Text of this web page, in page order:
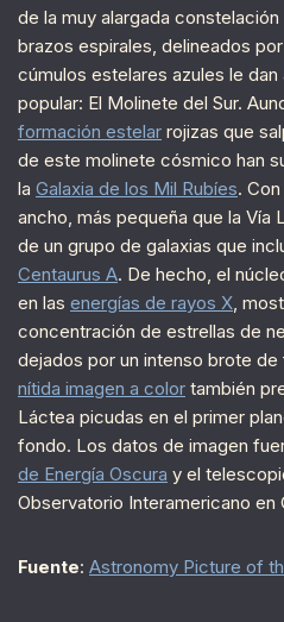
de la muy alargada constelación
brazos espirales, delineados
cúmulos estelares azules le
popular: El Molinete del Sur.
formación estelar rojizas que
de este molinete cósmico han
la Galaxia de los Mil Rubíes.
ancho, más pequeña que la Vía
de un grupo de galaxias que
Centaurus A. De hecho, el
en las energías de rayos X,
concentración de estrellas de
dejados por un intenso brote
nítida imagen a color también
Láctea picudas en el primer
fondo. Los datos de imagen
de Energía Oscura y el
Observatorio Interamericano en
Fuente: Astronomy Picture of